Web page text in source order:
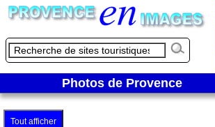
Photos de Provence
Tout afficher